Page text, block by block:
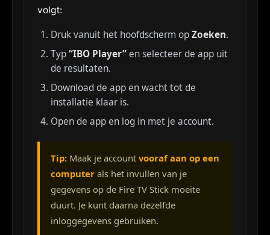
volgt:
Druk vanuit het hoofdscherm opZoeken.
Typ“IBO Player”en selecteer de app uit
de resultaten.
Download de app en wacht tot de
installatie klaar is.
Open de app en log in met je account.
Tip: Maak je account vooraf aan op een
computer als het invullen van je
gegevens op de Fire TV Stick moeite
duurt. Je kunt daarna dezelfde
inloggegevens gebruiken.